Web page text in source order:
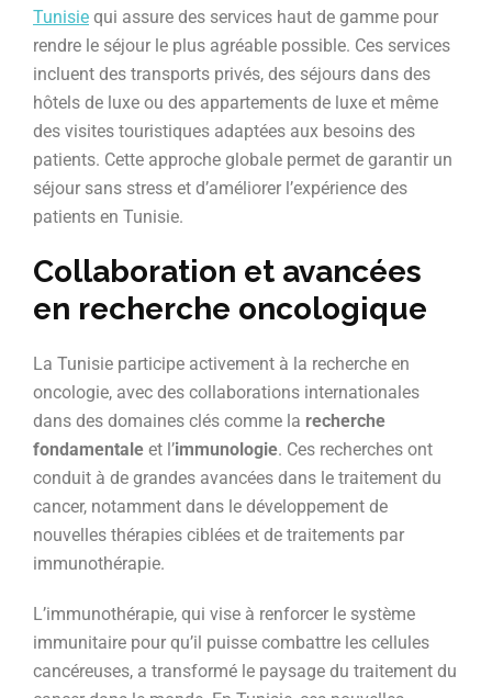
Tunisie qui assure des services haut de gamme pour
rendre le séjour le plus agréable possible. Ces services
incluent des transports privés, des séjours dans des
hôtels de luxe ou des appartements de luxe et même
des visites touristiques adaptées aux besoins des
patients. Cette approche globale permet de garantir un
séjour sans stress et d’améliorer l’expérience des
patients en Tunisie.
Collaboration et avancées
en recherche oncologique
La Tunisie participe activement à la recherche en
oncologie, avec des collaborations internationales
dans des domaines clés comme la recherche
fondamentale et l’immunologie. Ces recherches ont
conduit à de grandes avancées dans le traitement du
cancer, notamment dans le développement de
nouvelles thérapies ciblées et de traitements par
immunothérapie.
L’immunothérapie, qui vise à renforcer le système
immunitaire pour qu’il puisse combattre les cellules
cancéreuses, a transformé le paysage du traitement du